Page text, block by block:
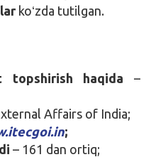
koʻzda tutilgan.
topshirish haqida –
Affairs of India;
;
– 161 dan ortiq;